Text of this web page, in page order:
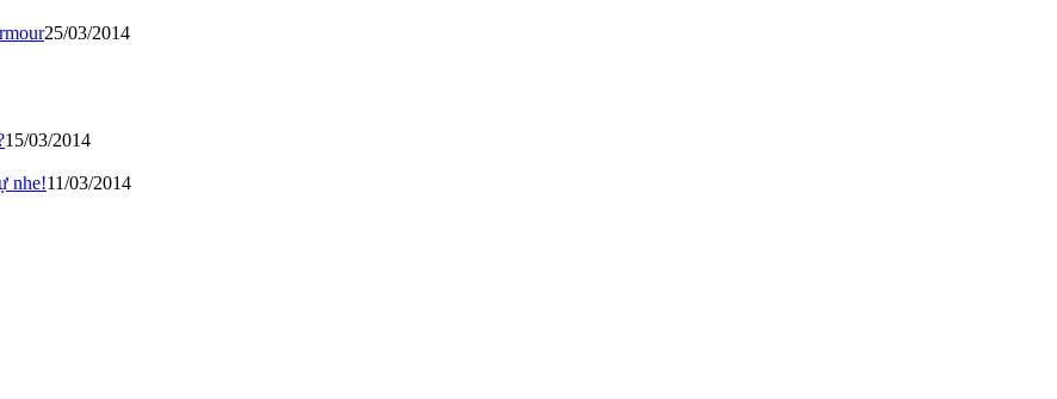
25/03/2014
15/03/2014
nhe!11/03/2014